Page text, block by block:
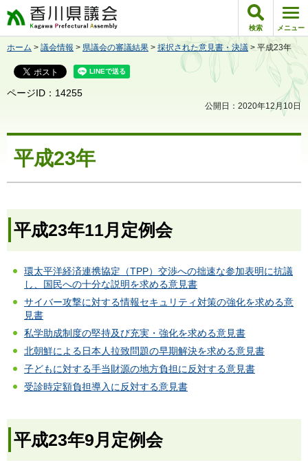
香川県議会 検索 メニュー
ホーム > 議会情報 > 県議会の審議結果 > 採択された意見書・決議 > 平成23年
ページID：14255
公開日：2020年12月10日
平成23年
平成23年11月定例会
環太平洋経済連携協定（TPP）交渉への拙速な参加表明に抗議
し、国民への十分な説明を求める意見書
サイバー攻撃に対する情報セキュリティ対策の強化を求める意
見書
私学助成制度の堅持及び充実・強化を求める意見書
北朝鮮による日本人拉致問題の早期解決を求める意見書
子どもに対する手当財源の地方負担に反対する意見書
受診時定額負担導入に反対する意見書
平成23年9月定例会